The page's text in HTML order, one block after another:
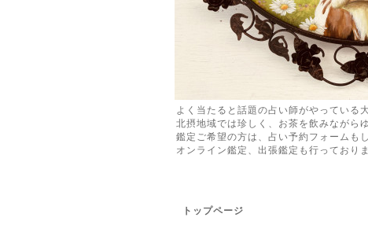
よく当たると話題の占い師がやっている
北摂地域では珍しく、お茶を飲みながら
鑑定ご希望の方は、占い予約フォームも
オンライン鑑定、出張鑑定も行っておりま
トップページ